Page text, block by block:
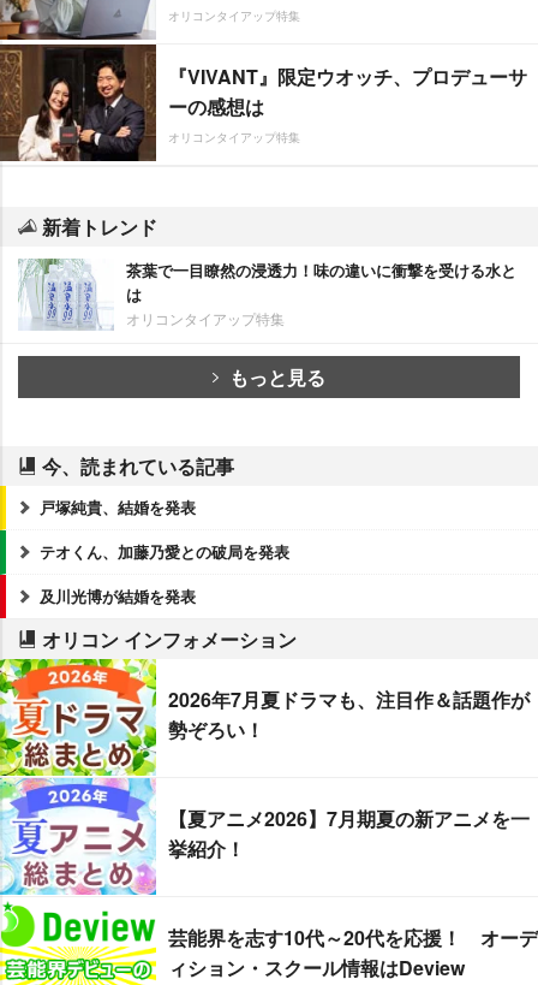
オリコンタイアップ特集
『VIVANT』限定ウオッチ、プロデューサ
ーの感想は
オリコンタイアップ特集
新着トレンド
茶葉で一目瞭然の浸透力！味の違いに衝撃を受ける水と
は
オリコンタイアップ特集
もっと見る
今、読まれている記事
戸塚純貴、結婚を発表
テオくん、加藤乃愛との破局を発表
及川光博が結婚を発表
オリコン インフォメーション
2026年7月夏ドラマも、注目作＆話題作が
勢ぞろい！
【夏アニメ2026】7月期夏の新アニメを一
挙紹介！
芸能界を志す10代～20代を応援！ オーデ
ィション・スクール情報はDeview